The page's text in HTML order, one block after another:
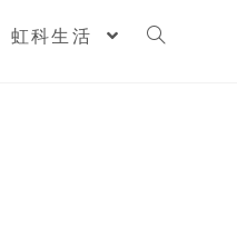
虹科生活